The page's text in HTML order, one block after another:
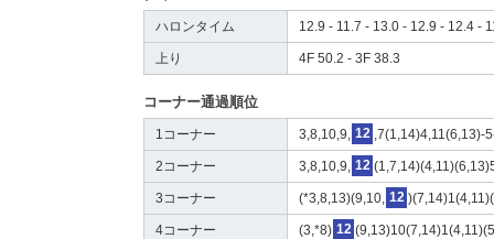
ハロンタイム 12.9 - 11.7 - 13.0 - 12.9 - 12.4 -
上り 4F 50.2 - 3F 38.3
コーナー通過順位
1コーナー 3,8,10,9, 12 ,7(1,14)4,11(6,13)-
2コーナー 3,8,10,9, 12
3コーナー (*3,8,13)(9,10, 12
4コーナー (3,*8) 12